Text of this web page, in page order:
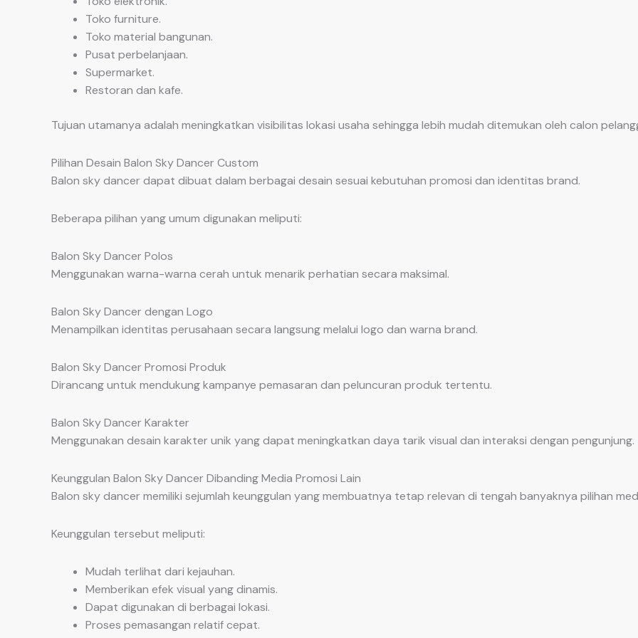
Toko furniture.
Toko material bangunan.
Pusat perbelanjaan.
Supermarket.
Restoran dan kafe.
Tujuan utamanya adalah meningkatkan visibilitas lokasi usaha sehingga lebih mudah ditemukan oleh calon
Pilihan Desain Balon Sky Dancer Custom
Balon sky dancer dapat dibuat dalam berbagai desain sesuai kebutuhan promosi dan identitas brand.
Beberapa pilihan yang umum digunakan meliputi:
Balon Sky Dancer Polos
Menggunakan warna-warna cerah untuk menarik perhatian secara maksimal.
Balon Sky Dancer dengan Logo
Menampilkan identitas perusahaan secara langsung melalui logo dan warna brand.
Balon Sky Dancer Promosi Produk
Dirancang untuk mendukung kampanye pemasaran dan peluncuran produk tertentu.
Balon Sky Dancer Karakter
Menggunakan desain karakter unik yang dapat meningkatkan daya tarik visual dan interaksi dengan pengunjung.
Keunggulan Balon Sky Dancer Dibanding Media Promosi Lain
Balon sky dancer memiliki sejumlah keunggulan yang membuatnya tetap relevan di tengah banyaknya pilihan
Keunggulan tersebut meliputi:
Mudah terlihat dari kejauhan.
Memberikan efek visual yang dinamis.
Dapat digunakan di berbagai lokasi.
Proses pemasangan relatif cepat.